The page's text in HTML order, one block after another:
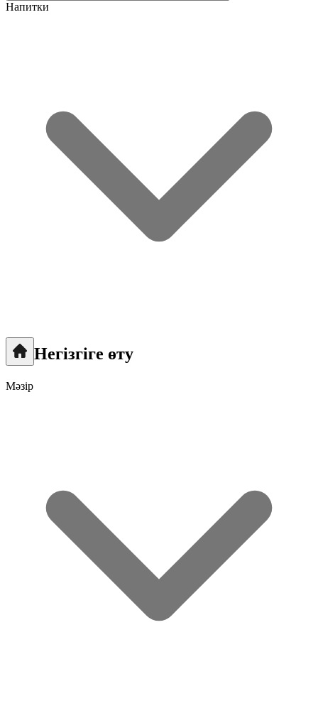
Напитки
Негізгіге өту
Мәзір